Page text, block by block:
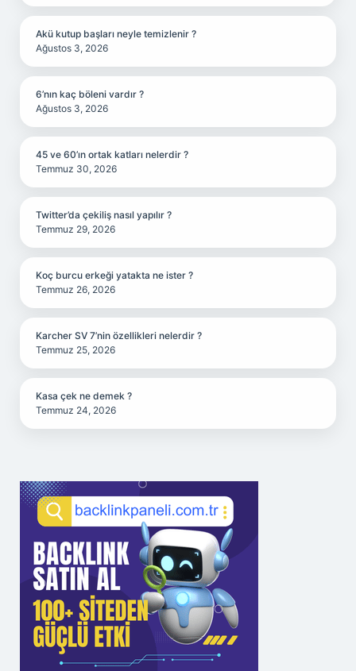
Akü kutup başları neyle temizlenir ?
Ağustos 3, 2026
6’nın kaç böleni vardır ?
Ağustos 3, 2026
45 ve 60’ın ortak katları nelerdir ?
Temmuz 30, 2026
Twitter’da çekiliş nasıl yapılır ?
Temmuz 29, 2026
Koç burcu erkeği yatakta ne ister ?
Temmuz 26, 2026
Karcher SV 7’nin özellikleri nelerdir ?
Temmuz 25, 2026
Kasa çek ne demek ?
Temmuz 24, 2026